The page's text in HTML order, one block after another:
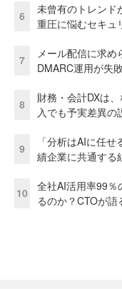
6
未曾有のトレンド
重圧に悩むセキュ
7
メール配信に求
DMARC運用が失
8
財務・会計DXは
入でも予実差異
9
「分析はAIに任
績企業に共通する
10
全社AI活用率99％
るのか？CTOが